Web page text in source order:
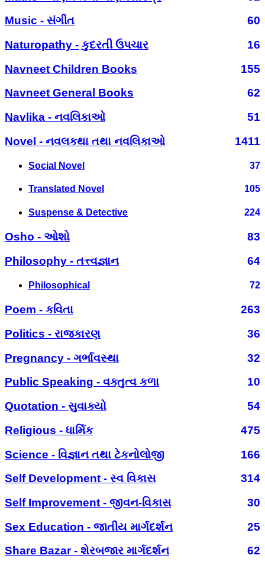
Music - સંગીત
60
Naturopathy - કુદરતી ઉપચાર
16
Navneet Children Books
155
Navneet General Books
62
Navlika - નવલિકાઓ
51
Novel - નવલકથા તથા નવલિકાઓ
1411
Social Novel 37
Translated Novel 105
Suspense & Detective 224
Osho - ઓશો
83
Philosophy - તત્ત્વજ્ઞાન
64
Philosophical 72
Poem - કવિતા
263
Politics - રાજકારણ
36
Pregnancy - ગર્ભાવસ્થા
32
Public Speaking - વક્તુત્વ કળા
10
Quotation - સુવાક્યો
54
Religious - ધાર્મિક
475
Science - વિજ્ઞાન તથા ટેકનોલોજી
166
Self Development - સ્વ વિકાસ
314
Self Improvement - જીવન-વિકાસ
30
Sex Education - જાતીય માર્ગદર્શન
25
Share Bazar - શેરબજાર માર્ગદર્શન
62